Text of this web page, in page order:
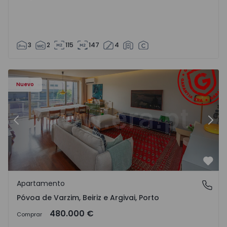
3 2 115 147 4
Nuevo
e Argivai - 1574602 - 20
Apartamento T3 Póvoa de Varzim, Póvoa de Varzim,
Anterior
Póvoa de Varzim, Beiriz e Argivai, Porto
Apartamento
Póvoa de Varzim, Beiriz e Argivai, Porto
Comprar 480.000 €